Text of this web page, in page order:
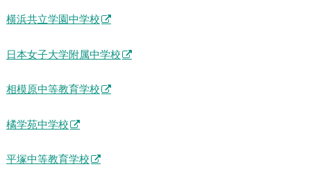
横浜共立学園中学校
日本女子大学附属中学校
相模原中等教育学校
橘学苑中学校
平塚中等教育学校